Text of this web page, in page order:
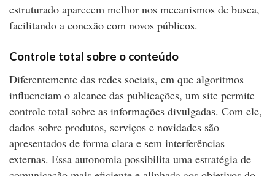
estruturado aparecem melhor nos mecanismos de busca,
facilitando a conexão com novos públicos.
Controle total sobre o conteúdo
Diferentemente das redes sociais, em que algoritmos
influenciam o alcance das publicações, um site permite
controle total sobre as informações divulgadas. Com ele,
dados sobre produtos, serviços e novidades são
apresentados de forma clara e sem interferências
externas. Essa autonomia possibilita uma estratégia de